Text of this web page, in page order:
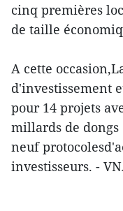
cinq premières
de taille
A cette
d'investissement
pour 14 projets
millards de
neuf
investisseurs. -